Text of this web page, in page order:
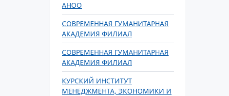
АНОО
СОВРЕМЕННАЯ ГУМАНИТАРНАЯ
АКАДЕМИЯ ФИЛИАЛ
СОВРЕМЕННАЯ ГУМАНИТАРНАЯ
АКАДЕМИЯ ФИЛИАЛ
КУРСКИЙ ИНСТИТУТ
МЕНЕДЖМЕНТА, ЭКОНОМИКИ И